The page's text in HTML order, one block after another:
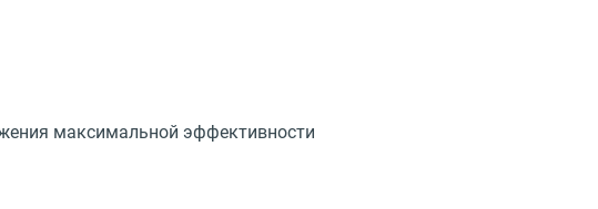
максимальной эффективности